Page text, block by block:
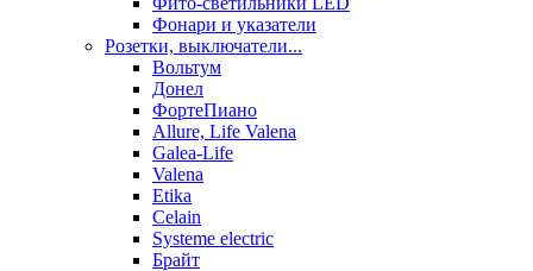
Фонари и указатели
Розетки, выключатели...
Вольтум
Донел
ФортеПиано
Allure, Life Valena
Galea-Life
Valena
Etika
Celain
Systeme electric
Брайт